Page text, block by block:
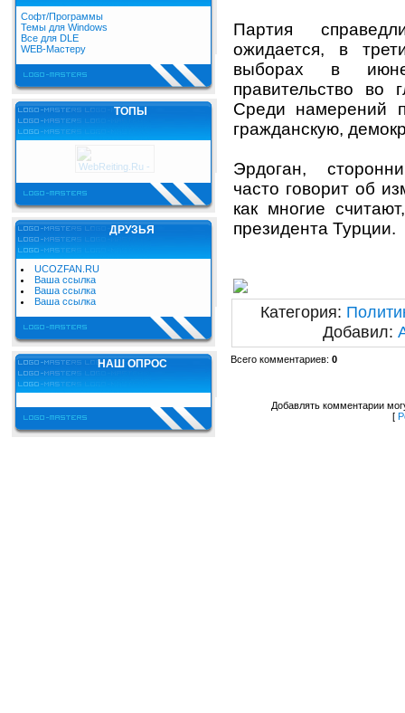
Софт/Программы
Темы для Windows
Все для DLE
WEB-Мастеру
ТОПЫ
ДРУЗЬЯ
UCOZFAN.RU
Ваша ссылка
Ваша ссылка
Ваша ссылка
НАШ ОПРОС
Партия
ожидается, в
выборах в
правительство во
Среди намерений
гражданскую,
Эрдоган,
часто говорит об
как многие
президента Турции.
Категория:
Добавил:
Всего комментариев: 0
Добавлять комментарии
[